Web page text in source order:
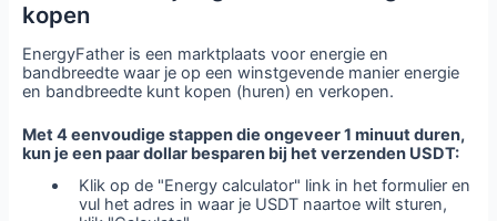
kopen
EnergyFather is een marktplaats voor energie en
bandbreedte waar je op een winstgevende manier energie
en bandbreedte kunt kopen (huren) en verkopen.
Met 4 eenvoudige stappen die ongeveer 1 minuut duren,
kun je een paar dollar besparen bij het verzenden USDT:
Klik op de "Energy calculator" link in het formulier en
vul het adres in waar je USDT naartoe wilt sturen,